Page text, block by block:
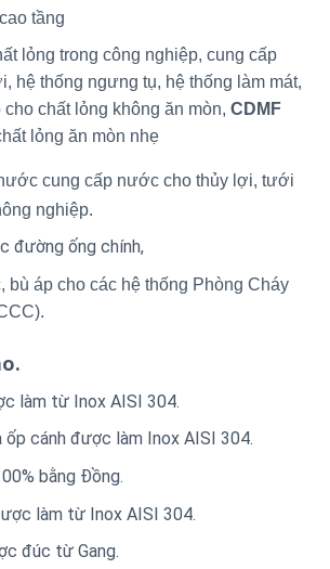
tầng
lỏng trong công nghiệp, cung cấp
hệ thống ngưng tụ, hệ thống làm mát,
chất lỏng không ăn mòn, CDMF
lỏng ăn mòn nhẹ
cung cấp nước cho thủy lợi, tưới
nghiệp.
đường ống chính,
bù áp cho các hệ thống Phòng Cháy
làm từ Inox AISI 304.
ốp cánh được làm Inox AISI 304.
bằng Đồng.
làm từ Inox AISI 304.
đúc từ Gang.